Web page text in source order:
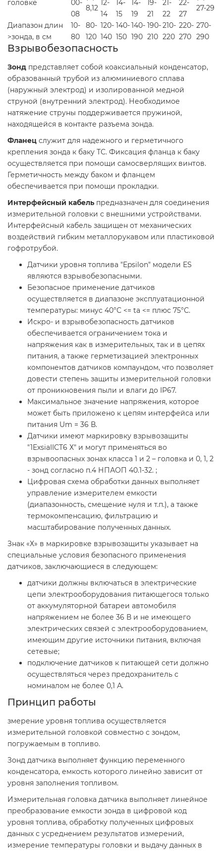
головке
00-
08
8,12
12-
14
14-
15
14-
19
19-
21
21-
22
22-
27
27-29
Диапазон длин
>зонда, в см
10-
80
80-
120
120-
140
140-
150
140-
190
190-
210
210-
220
220-
270
270-
290
Взрывобезопасность
Зонд представляет собой коаксиальный конденсатор,
образованный трубой из алюминиевого сплава
(наружный электрод) и изолированной медной
струной (внутренний электрод). Необходимое
натяжение струны поддерживается пружиной,
находящейся в контакте разъема зонда.
Фланец служит для надежного и герметичного
крепления зонда к баку ТС. Фиксация фланца к баку
осуществляется при помощи самосверлящих винтов.
Герметичность между баком и фланцем
обеспечивается при помощи прокладки.
Интерфейсный кабель предназначен для соединения
измерительной головки с внешними устройствами.
Интерфейсный кабель защищен от механических
воздействий гибким металлорукавом или пластиковой
гофротрубой.
Датчики уровня топлива "Epsilon" модели ES
являются взрывобезопасными.
Безопасное применение датчиков
осуществляется в диапазоне эксплуатационной
температуры: минус 40°С <= ta <= плюс 75°С.
Искро- и взрывобезопасность датчиков
обеспечивается ограничением тока и
напряжения как в измерительных, так и в цепях
питания, а также герметизацией электронных
компонентов датчиков компаундом, что позволяет
довести степень защиты измерительной головки
от проникновения пыли и влаги до IP67.
Максимальное значение напряжения, которое
может быть приложено к цепям интерфейса или
питания Um = 36 В.
Датчики имеют маркировку взрывозащиты
"1ExsiaIICT6 Х" и могут применяться во
взрывоопасных зонах класса 1 и 2 – головка и 0, 1, 2
- зонд согласно п.4 НПАОП 40.1-32. ;
Цифровая схема обработки данных выполняет
управление измерителем емкости
(диапазонность, смещение нуля и т.п.), а также
термокомпенсацию, фильтрацию и
масштабирование полученных данных.
Знак «Х» в маркировке взрывозащиты указывает на
специальные условия безопасного применения
датчиков, заключающиеся в следующем:
датчики должны включаться в электрические
цепи электрооборудования питающегося только
от аккумуляторной батареи автомобиля
напряжением не более 36 В и не имеющего
электрических связей с электрооборудованием,
имеющим другие источники питания, включая
сетевые;
подключение датчиков к питающей сети должно
осуществляться через предохранитель с
номиналом не более 0,1 А.
Принцип работы
змерение уровня топлива осуществляется
измерительной головкой совместно с зондом,
погружаемым в топливо.
Зонд датчика выполняет функцию переменного
конденсатора, емкость которого линейно зависит от
уровня заполнения топливом.
Измерительная головка датчика выполняет линейное
преобразование емкости зонда в цифровой код
уровня топлива, обработку полученных цифровых
данных с усреднением результатов измерений,
измерение температуры головки и выдачу данных в